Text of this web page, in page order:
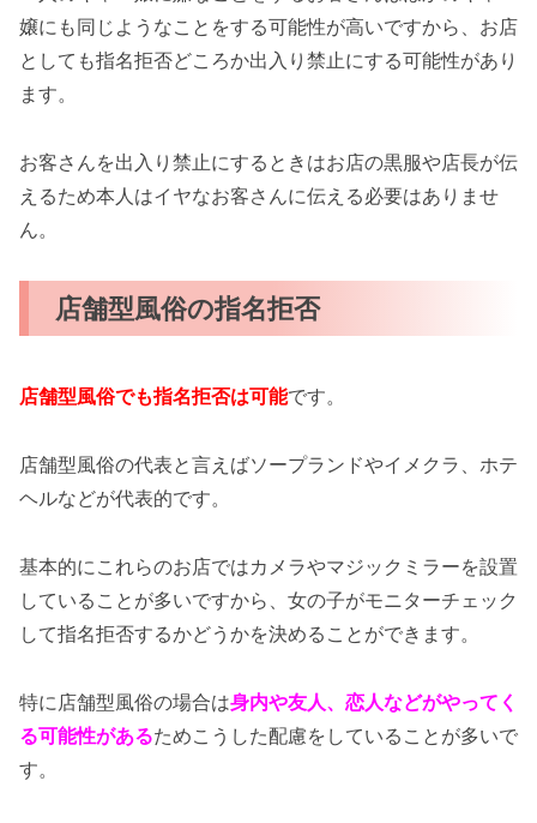
嬢にも同じようなことをする可能性が高いですから、お店
としても指名拒否どころか出入り禁止にする可能性があり
ます。
お客さんを出入り禁止にするときはお店の黒服や店長が伝
えるため本人はイヤなお客さんに伝える必要はありませ
ん。
店舗型風俗の指名拒否
店舗型風俗でも指名拒否は可能です。
店舗型風俗の代表と言えばソープランドやイメクラ、ホテ
ヘルなどが代表的です。
基本的にこれらのお店ではカメラやマジックミラーを設置
していることが多いですから、女の子がモニターチェック
して指名拒否するかどうかを決めることができます。
特に店舗型風俗の場合は身内や友人、恋人などがやってく
る可能性があるためこうした配慮をしていることが多いで
す。